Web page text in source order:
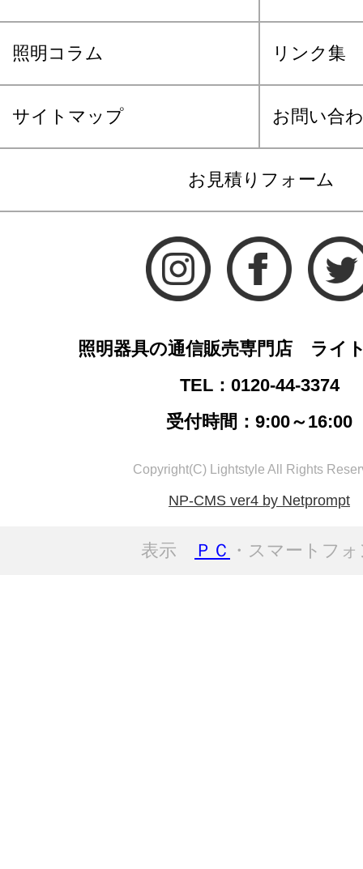
照明コラム リンク集
サイトマップ お問い合
お見積りフォーム
照明器具の通信販売専門店 ライ
TEL：0120-44-3374
受付時間：9:00～16:00
Copyright(C) Lightstyle All Rights
NP-CMS ver4 by Netprompt
表示 ＰＣ ・スマートフ